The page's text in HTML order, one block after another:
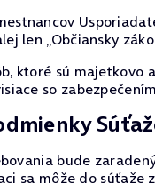
len „Občiansky
ktoré sú majetkovo
so
bude
sa môže do súťaže